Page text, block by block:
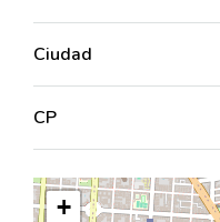
Ciudad
CP
+